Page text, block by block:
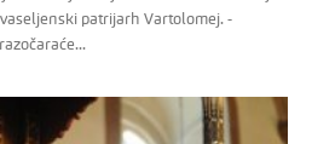
patrijarh Vartolomej. -